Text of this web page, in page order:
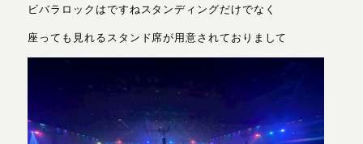
ビバラロックはですねスタンディングだけでなく
座っても見れるスタンド席が用意されておりまして